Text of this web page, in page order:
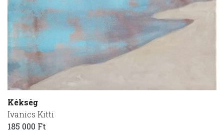
Kékség
Ivanics Kitti
185 000 Ft